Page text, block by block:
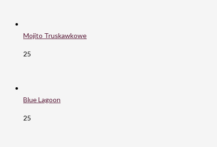
Mojito Truskawkowe
25
Blue Lagoon
25